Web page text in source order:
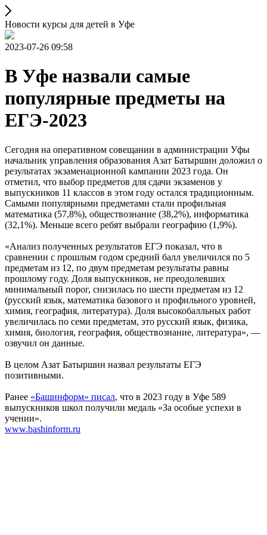
Новости курсы для детей в Уфе
2023-07-26 09:58
В Уфе назвали самые
популярные предметы на
ЕГЭ-2023
Сегодня на оперативном совещании в администрации Уфы
начальник управления образования Азат Батыршин доложил о
результатах экзаменационной кампании 2023 года. Он
отметил, что выбор предметов для сдачи экзаменов у
выпускников 11 классов в этом году остался традиционным.
Самыми популярными предметами стали профильная
математика (57,8%), обществознание (38,2%), информатика
(32,1%). Меньше всего ребят выбрали географию (1,9%).
«Анализ полученных результатов ЕГЭ показал, что в
сравнении с прошлым годом средний балл увеличился по 5
предметам из 12, по двум предметам результаты равны
прошлому году. Доля выпускников, не преодолевших
минимальный порог, снизилась по шести предметам из 12
(русский язык, математика базового и профильного уровней,
химия, география, литература). Доля высокобалльных работ
увеличилась по семи предметам, это русский язык, физика,
химия, биология, география, обществознание, литература», —
озвучил он данные.
В целом Азат Батыршин назвал результаты ЕГЭ
позитивными.
Ранее «Башинформ» писал, что в 2023 году в Уфе 589
выпускников школ получили медаль «За особые успехи в
учении».
www.bashinform.ru